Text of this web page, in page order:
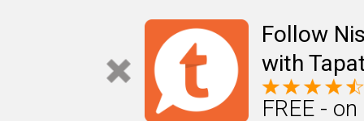
Follow
with
FREE -